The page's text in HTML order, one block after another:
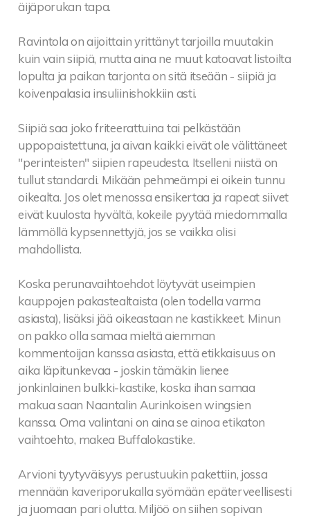
äijäporukan tapa.
Ravintola on aijoittain yrittänyt tarjoilla muutakin
kuin vain siipiä, mutta aina ne muut katoavat listoilta
lopulta ja paikan tarjonta on sitä itseään - siipiä ja
koivenpalasia insuliinishokkiin asti.
Siipiä saa joko friteerattuina tai pelkästään
uppopaistettuna, ja aivan kaikki eivät ole välittäneet
"perinteisten" siipien rapeudesta. Itselleni niistä on
tullut standardi. Mikään pehmeämpi ei oikein tunnu
oikealta. Jos olet menossa ensikertaa ja rapeat siivet
eivät kuulosta hyvältä, kokeile pyytää miedommalla
lämmöllä kypsennettyjä, jos se vaikka olisi
mahdollista.
Koska perunavaihtoehdot löytyvät useimpien
kauppojen pakastealtaista (olen todella varma
asiasta), lisäksi jää oikeastaan ne kastikkeet. Minun
on pakko olla samaa mieltä aiemman
kommentoijan kanssa asiasta, että etikkaisuus on
aika läpitunkevaa - joskin tämäkin lienee
jonkinlainen bulkki-kastike, koska ihan samaa
makua saan Naantalin Aurinkoisen wingsien
kanssa. Oma valintani on aina se ainoa etikaton
vaihtoehto, makea Buffalokastike.
Arvioni tyytyväisyys perustuukin pakettiin, jossa
mennään kaveriporukalla syömään epäterveellisesti
ja juomaan pari olutta. Miljöö on siihen sopivan